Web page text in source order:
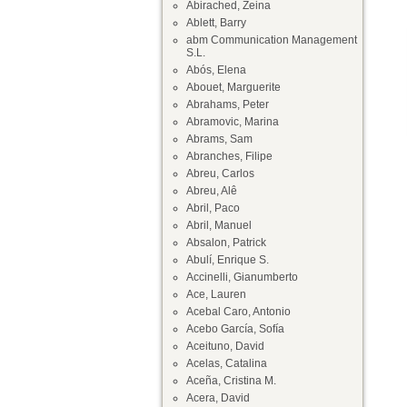
Abirached, Zeina
Ablett, Barry
abm Communication Management
S.L.
Abós, Elena
Abouet, Marguerite
Abrahams, Peter
Abramovic, Marina
Abrams, Sam
Abranches, Filipe
Abreu, Carlos
Abreu, Alê
Abril, Paco
Abril, Manuel
Absalon, Patrick
Abulí, Enrique S.
Accinelli, Gianumberto
Ace, Lauren
Acebal Caro, Antonio
Acebo García, Sofía
Aceituno, David
Acelas, Catalina
Aceña, Cristina M.
Acera, David